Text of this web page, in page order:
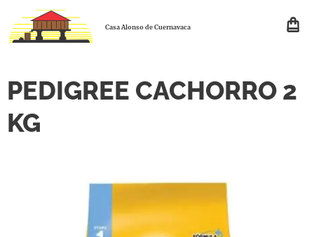
Casa Alonso de Cuernavaca
PEDIGREE CACHORRO 2
KG